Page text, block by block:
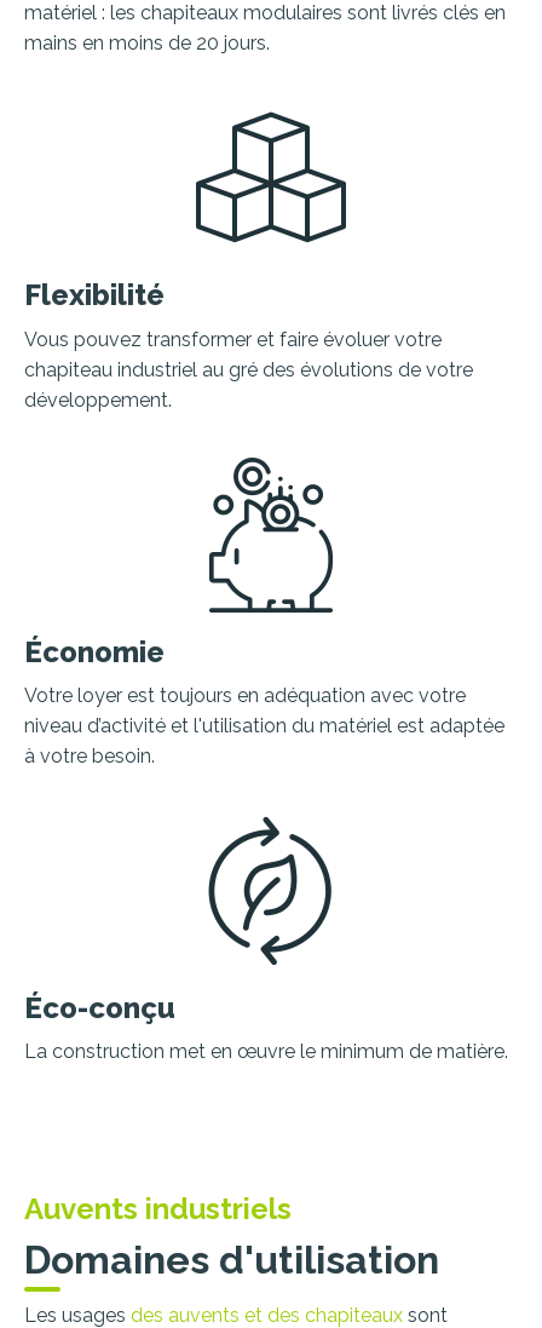
matériel : les chapiteaux modulaires sont livrés clés en
mains en moins de 20 jours.
Flexibilité
Vous pouvez transformer et faire évoluer votre
chapiteau industriel au gré des évolutions de votre
développement.
Économie
Votre loyer est toujours en adéquation avec votre
niveau d’activité et l'utilisation du matériel est adaptée
à votre besoin.
Éco-conçu
La construction met en œuvre le minimum de matière.
Auvents industriels
Domaines d'utilisation
Les usages des auvents et des chapiteaux sont